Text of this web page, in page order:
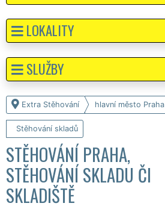
Extra Stěhování hlavní město Praha
Stěhování skladů
STĚHOVÁNÍ PRAHA,
STĚHOVÁNÍ SKLADU ČI
SKLADIŠTĚ
LOKALITY
SLUŽBY